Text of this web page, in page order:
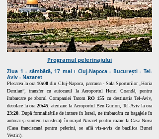
Programul pelerinajului
Ziua 1 - sâmbătă, 17 mai ǀ Cluj-Napoca - București - Tel-
Aviv - Nazaret
Plecarea la ora 10:00 din Cluj-Napoca, parcarea - Sala Sporturilor „Horia
Demian”, transfer cu autocarul la Aeroportul Henri Coandă, pentru
îmbarcare pe zborul Companiei TaromRO 155 cu destinația Tel-Aviv,
decolare la ora20:45 , aterizare la Aeroportul Ben Gurion, Tel-Aviv la ora
23:20 . După formalitățile de intrare în Israel, ne îmbarcăm cu bagajele în
autocar și suntem transferați în orașul Nazaret pentru cazare la Casa Nova
(Casa franciscană pentru pelerini, se află vis-a-vis de bazilica Bunei
Vestiri).